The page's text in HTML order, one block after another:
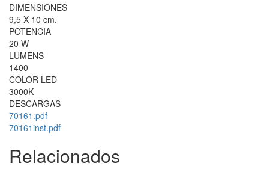
DIMENSIONES
9,5 X 10 cm.
POTENCIA
20 W
LUMENS
1400
COLOR LED
3000K
DESCARGAS
70161.pdf
70161inst.pdf
Relacionados